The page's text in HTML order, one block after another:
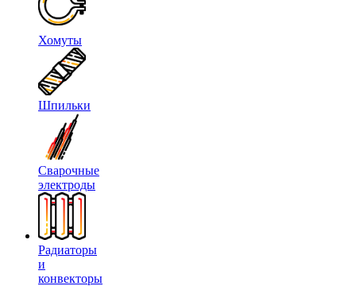
Хомуты
Шпильки
Сварочные
электроды
Радиаторы
и
конвекторы